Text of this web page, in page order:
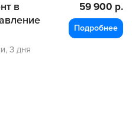
в
3 дня
59 900 р.
Подробнее